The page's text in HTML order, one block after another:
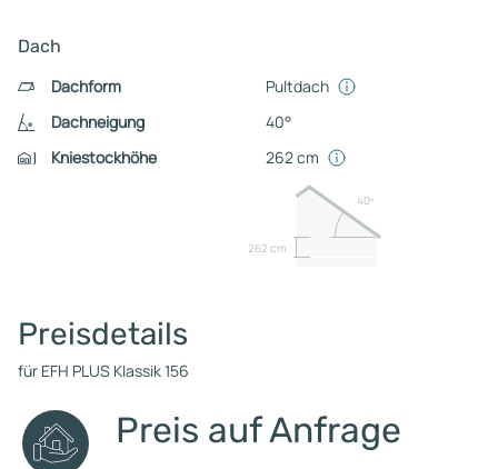
Dach
Dachform
Pultdach
Dachneigung
40°
Kniestockhöhe
262 cm
262 cm
40º
Preisdetails
für EFH PLUS Klassik 156
Preis auf Anfrage